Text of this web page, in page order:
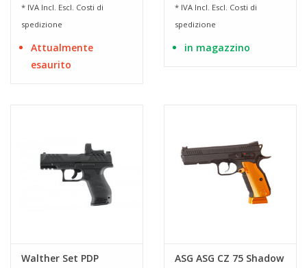
* IVA Incl. Escl. Costi di
spedizione
Attualmente
esaurito
* IVA Incl. Escl. Costi di
spedizione
in magazzino
Walther Set PDP
ASG ASG CZ 75 Shadow